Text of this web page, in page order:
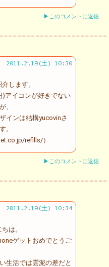
▶このコメントに返信
2011.2.19(土) 10:30
します。
)アイコンが好きでない
、
インは結構yucovinさ
。
refills/）
▶このコメントに返信
2011.2.19(土) 10:34
は。
ゲットおめでとうご
生活では雲泥の差だと